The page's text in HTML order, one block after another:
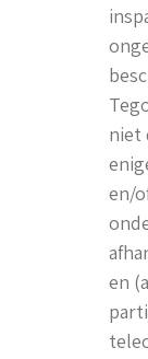
niet
en/
en